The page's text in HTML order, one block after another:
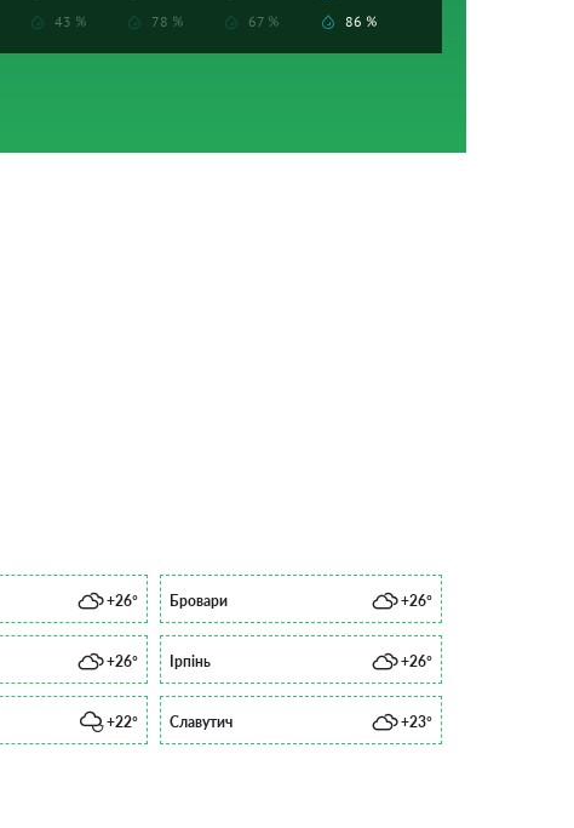
43 %
78 %
67 %
86 %
+26° Бровари +26°
+26° Ірпінь +26°
+22° Славутич +23°